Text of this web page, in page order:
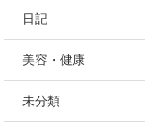
日記
美容・健康
未分類